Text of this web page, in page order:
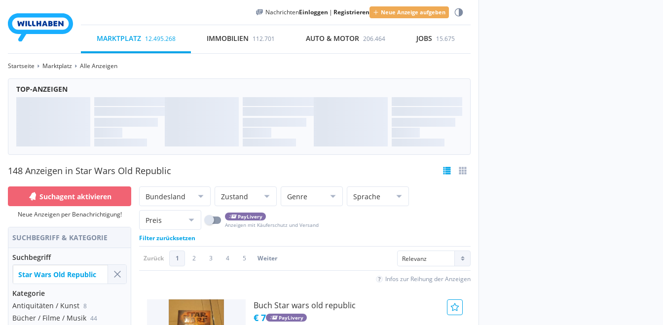
NachrichtenEinloggen | Registrieren Neue Anzeige aufgeben
MARKTPLATZ 12.495.268 IMMOBILIEN 112.701 AUTO & MOTOR 206.464 JOBS 15.675
Startseite Marktplatz Alle Anzeigen
TOP-ANZEIGEN
148 Anzeigen in Star Wars Old Republic
Suchagent aktivieren
Neue Anzeigen per Benachrichtigung!
SUCHBEGRIFF & KATEGORIE
Suchbegriff
Kategorie
Antiquitäten / Kunst 8
Bücher / Filme / Musik 44
Bundesland Zustand Genre Sprache
Preis
PayLivery
Anzeigen mit Käuferschutz und Versand
Filter zurücksetzen
Zurück 1 2 3 4 5 Weiter
Infos zur Reihung der Anzeigen
Buch Star wars old republic
€ 7 PayLivery